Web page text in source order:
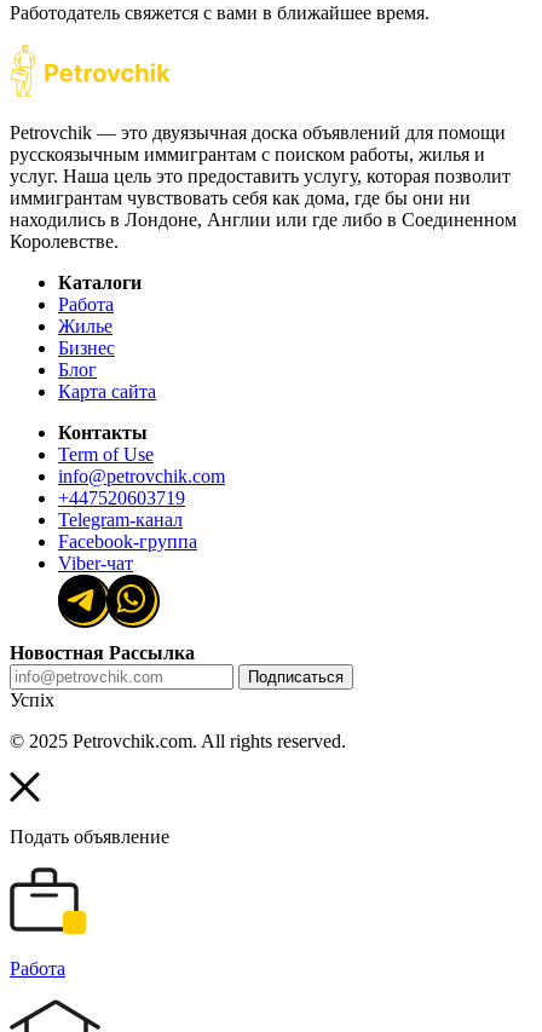
Работодатель свяжется с вами в ближайшее время.
Petrovchik — это двуязычная доска объявлений для помощи
русскоязычным иммигрантам с поиском работы, жилья и
услуг. Наша цель это предоставить услугу, которая позволит
иммигрантам чувствовать себя как дома, где бы они ни
находились в Лондоне, Англии или где либо в Соединенном
Королевстве.
Каталоги
Работа
Жилье
Бизнес
Блог
Карта сайта
Контакты
Term of Use
info@petrovchik.com
+447520603719
Telegram-канал
Facebook-группа
Viber-чат
Новостная Рассылка
Подписаться
Успіх
© 2025 Petrovchik.com. All rights reserved.
Подать объявление
Работа